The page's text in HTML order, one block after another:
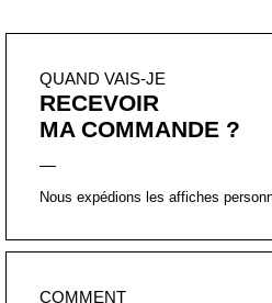
QUAND VAIS-JE
RECEVOIR
MA COMMANDE ?
Nous expédions les affiches
COMMENT